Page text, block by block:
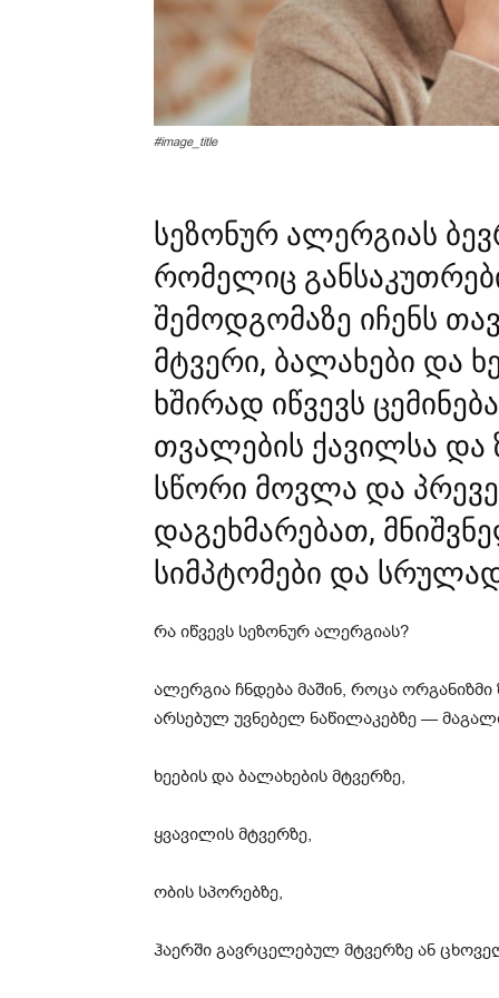
#image_title
სეზონურ ალერგიას
რომელიც
შემოდგომაზე იჩენს
მტვერი, ბალახები და
ხშირად იწვევს
თვალების ქავილსა
სწორი მოვლა და
დაგეხმარებათ,
სიმპტომები და
რა იწვევს სეზონურ ალერგიას?
ალერგია ჩნდება მაშინ, როცა
არსებულ უვნებელ ნაწილაკებზე —
ხეების და ბალახების მტვერზე,
ყვავილის მტვერზე,
ობის სპორებზე,
ჰაერში გავრცელებულ მტვერზე ან